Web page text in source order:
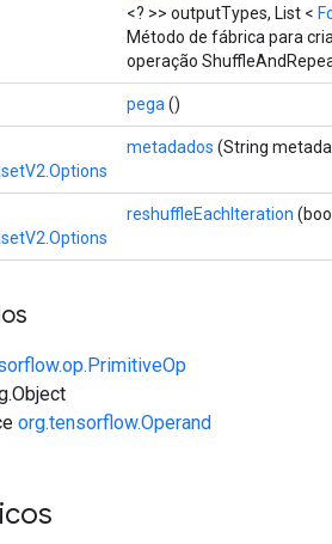
<? >> outputTypes, List <
Método de fábrica para
operação
pega ()
metadados (String
reshuffleEachIteration
org.tensorflow.Operand